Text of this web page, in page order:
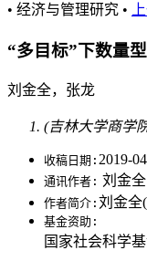
• 经济与管理研究 •
“多目标”下数量
刘金全，张龙
(吉林大学商学
收稿日期: 2019-
通讯作者: 刘金全
作者简介: 刘金全
基金资助:
国家社会科学